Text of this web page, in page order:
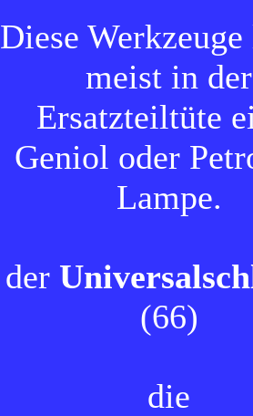
Diese
meist in der
Ersatzteiltüte
Geniol oder
Lampe.
der
(66)
die